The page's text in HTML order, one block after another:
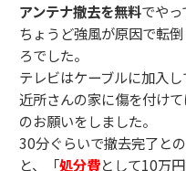
アンテナ撤去を無料でやっ
ちょうど強風が原因で転
ろでした。
テレビはケーブルに加入
近所さんの家に傷を付け
のお願いをしました。
30分ぐらいで撤去完了と
と、「処分費として10万